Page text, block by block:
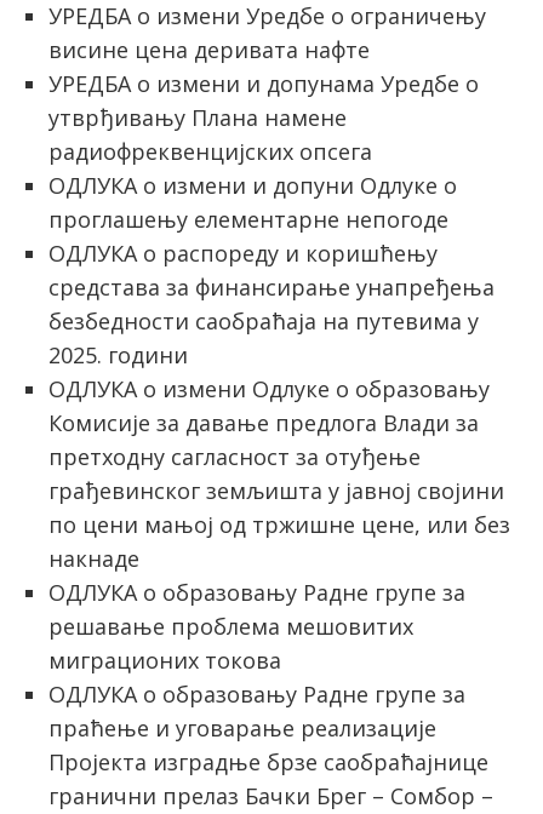
УРЕДБА о измени Уредбе о ограничењу
висине цена деривата нафте
УРЕДБА о измени и допунама Уредбе о
утврђивању Плана намене
радиофреквенцијских опсега
ОДЛУКА о измени и допуни Одлуке о
проглашењу елементарне непогоде
ОДЛУКА о распореду и коришћењу
средстава за финансирање унапређења
безбедности саобраћаја на путевима у
2025. години
ОДЛУКА о измени Одлуке о образовању
Комисије за давање предлога Влади за
претходну сагласност за отуђење
грађевинског земљишта у јавној својини
по цени мањој од тржишне цене, или без
накнаде
ОДЛУКА о образовању Радне групе за
решавање проблема мешовитих
миграционих токова
ОДЛУКА о образовању Радне групе за
праћење и уговарање реализације
Пројекта изградње брзе саобраћајнице
гранични прелаз Бачки Брег – Сомбор –